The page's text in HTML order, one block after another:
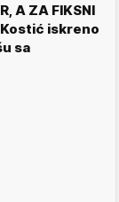
A ZA FIKSNI
Kostić iskreno
sa